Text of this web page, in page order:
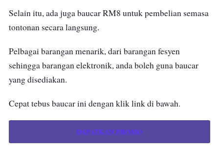
Selain itu, ada juga baucar RM8 untuk pembelian semasa
tontonan secara langsung.
Pelbagai barangan menarik, dari barangan fesyen
sehingga barangan elektronik, anda boleh guna baucar
yang disediakan.
Cepat tebus baucar ini dengan klik link di bawah.
DAPATKAN PROMO